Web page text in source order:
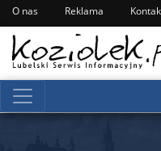
O nas Reklama